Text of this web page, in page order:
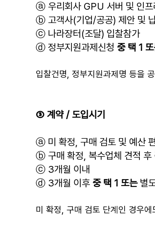
ⓐ 우리회사 GPU 서버 및 인프
ⓑ 고객사(기업/공공) 제안 및
ⓒ 나라장터(조달) 입찰참가
ⓓ 정부지원과제신청 중 택 1
입찰건명, 정부지원과제명 등을
③ 계약 / 도입시기
ⓐ 미 확정, 구매 검토 및 예산
ⓑ 구매 확정, 복수업체 견적 후
ⓒ 3개월 이내
ⓓ 3개월 이후 중 택 1 또는별
미 확정, 구매 검토 단계인 경우에